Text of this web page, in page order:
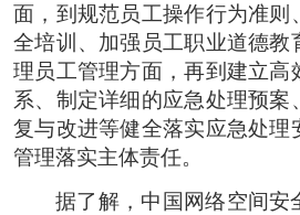
面，到规范员工操作行为准则
全培训、加强员工职业道德教
理员工管理方面，再到建立高
系、制定详细的应急处理预案
复与改进等健全落实应急处理
管理落实主体责任。
据了解，中国网络空间安